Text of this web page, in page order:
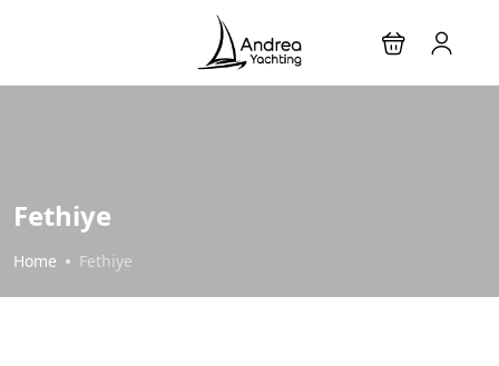
Fethiye
Home Fethiye